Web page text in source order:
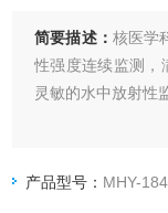
简要描述： 核医学
性强度连续监测，
灵敏的水中放射性
产品型号： MHY-